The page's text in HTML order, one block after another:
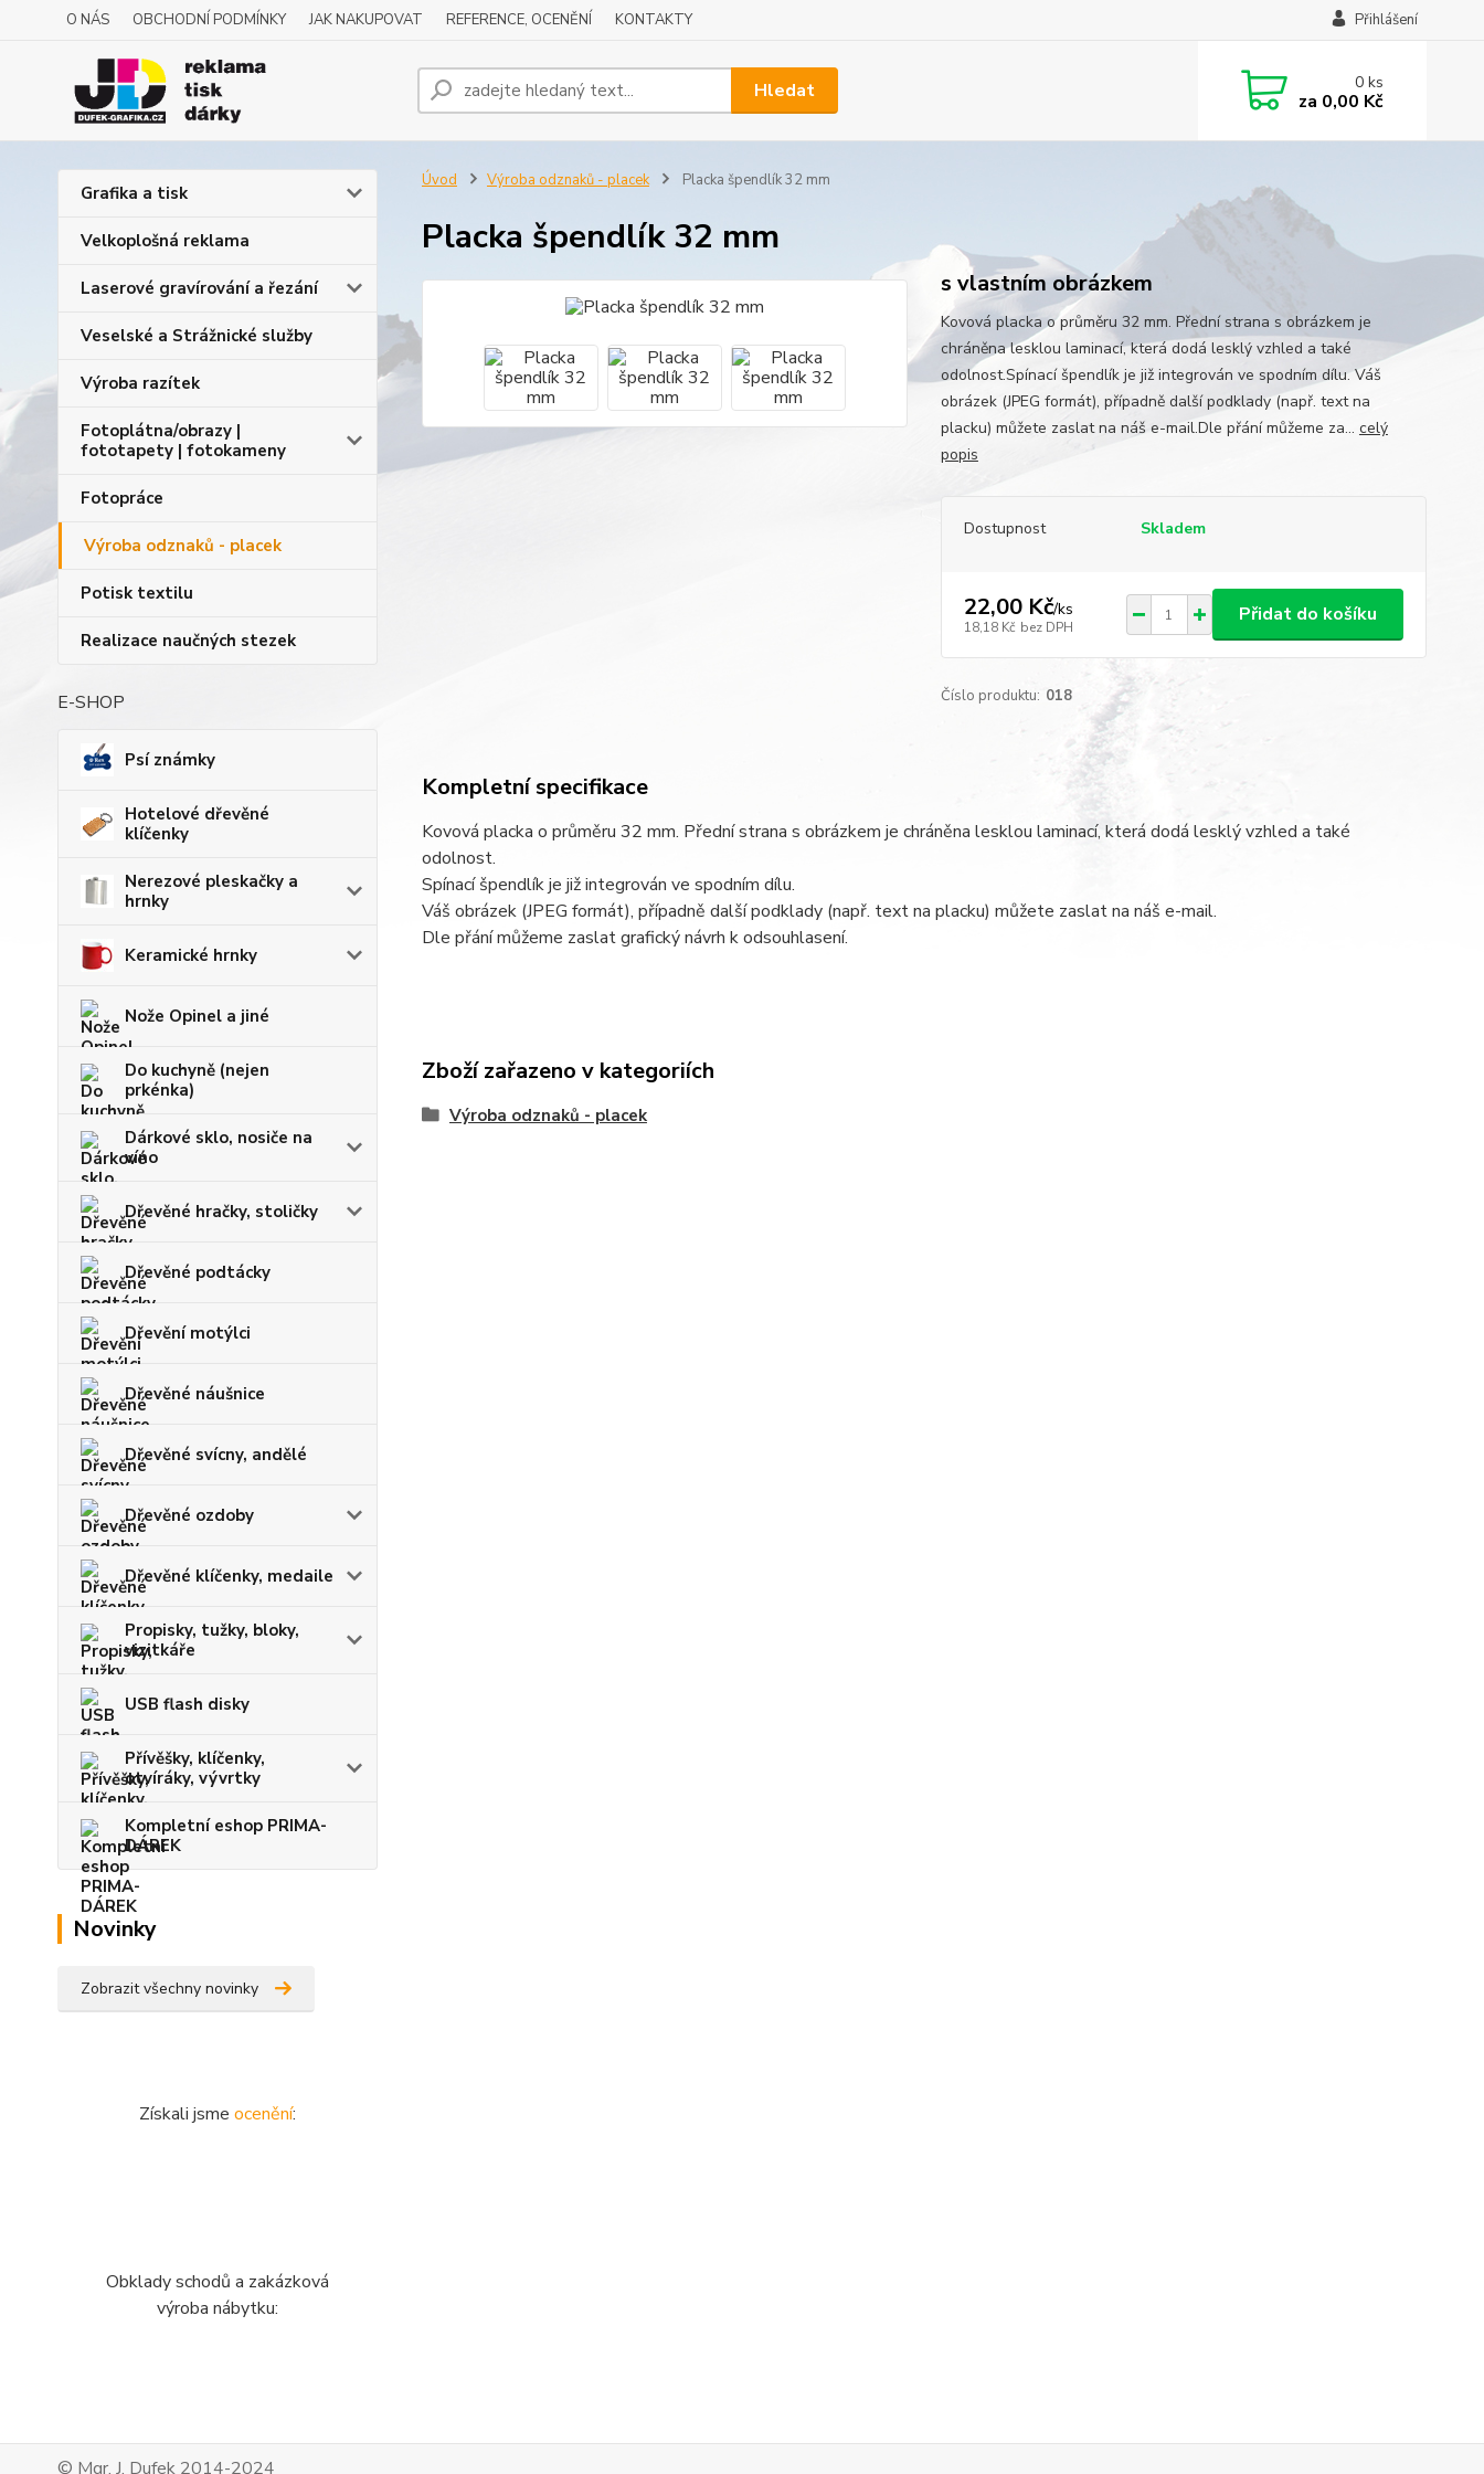
O NÁS OBCHODNÍ PODMÍNKY JAK NAKUPOVAT REFERENCE, OCENĚNÍ KONTAKTY Přihlášení
Hledat 0ks
za 0,00 Kč
Grafika a tisk
Velkoplošná reklama
Laserové gravírování a řezání
Veselské a Strážnické služby
Výroba razítek
Fotoplátna/obrazy |
fototapety | fotokameny
Fotopráce
Výroba odznaků - placek
Potisk textilu
Realizace naučných stezek
E-SHOP
Psí známky
Hotelové dřevěné
klíčenky
Nerezové pleskačky a
hrnky
Keramické hrnky
Nože Opinel a jiné
Do kuchyně (nejen
prkénka)
Dárkové sklo, nosiče na
víno
Dřevěné hračky, stoličky
Dřevěné podtácky
Dřevění motýlci
Dřevěné náušnice
Dřevěné svícny, andělé
Dřevěné ozdoby
Dřevěné klíčenky, medaile
Propisky, tužky, bloky,
vizitkáře
USB flash disky
Přívěšky, klíčenky,
otvíráky, vývrtky
Kompletní eshop PRIMA-
DÁREK
Novinky
Zobrazit všechny novinky
Získali jsme ocenění:
Obklady schodů a zakázková
výroba nábytku:
Úvod Výroba odznaků - placek Placka špendlík 32 mm
Placka špendlík 32 mm
s vlastním obrázkem
Kovová placka o průměru 32 mm. Přední strana s obrázkem je
chráněna lesklou laminací, která dodá lesklý vzhled a také
odolnost.Spínací špendlík je již integrován ve spodním dílu. Váš
obrázek (JPEG formát), případně další podklady (např. text na
placku) můžete zaslat na náš e-mail.Dle přání můžeme za... celý
popis
Dostupnost Skladem
22,00 Kč/ks
18,18 Kč bez DPH
Přidat do košíku
Číslo produktu: 018
Kompletní specifikace
Kovová placka o průměru 32 mm. Přední strana s obrázkem je chráněna lesklou laminací, která dodá lesklý vzhled a také
odolnost.
Spínací špendlík je již integrován ve spodním dílu.
Váš obrázek (JPEG formát), případně další podklady (např. text na placku) můžete zaslat na náš e-mail.
Dle přání můžeme zaslat grafický návrh k odsouhlasení.
Zboží zařazeno v kategoriích
Výroba odznaků - placek
© Mgr. J. Dufek 2014-2024